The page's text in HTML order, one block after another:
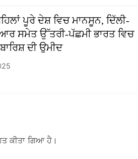
ਪੂਰੇ ਦੇਸ਼ ਵਿਚ ਮਾਨਸੂਨ, ਦਿੱਲੀ-
ਸਮੇਤ ਉੱਤਰੀ-ਪੱਛਮੀ ਭਾਰਤ ਵਿਚ
ਦੀ ਉਮੀਦ
ਕੀਤਾ ਗਿਆ ਹੈ।